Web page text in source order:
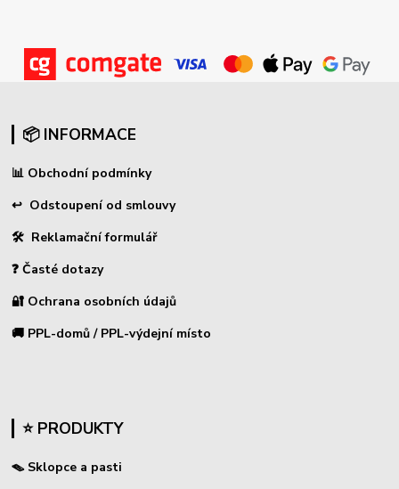
📦 INFORMACE
📊 Obchodní podmínky
↩ Odstoupení od smlouvy
🛠 Reklamační formulář
❓ Časté dotazy
🔐 Ochrana osobních údajů
🚚 PPL-domů / PPL-výdejní místo
⭐ PRODUKTY
🪤 Sklopce a pasti